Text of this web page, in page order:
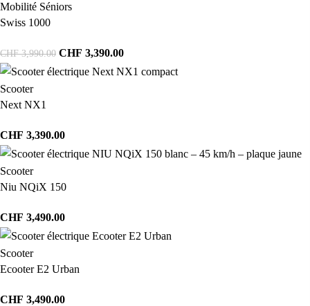
Mobilité Séniors
Swiss 1000
CHF3,990.00 CHF 3,390.00
Scooter
Next NX1
CHF 3,390.00
Scooter
Niu NQiX 150
CHF 3,490.00
Scooter
Ecooter E2 Urban
CHF 3,490.00